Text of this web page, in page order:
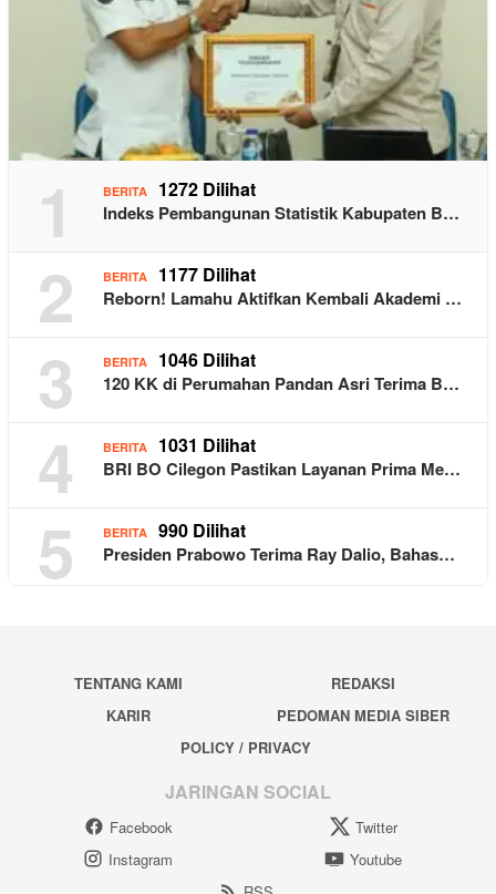
1 BERITA 1272 Dilihat
Indeks Pembangunan Statistik Kabupaten B…
2 BERITA 1177 Dilihat
Reborn! Lamahu Aktifkan Kembali Akademi …
3 BERITA 1046 Dilihat
120 KK di Perumahan Pandan Asri Terima B…
4 BERITA 1031 Dilihat
BRI BO Cilegon Pastikan Layanan Prima Me…
5 BERITA 990 Dilihat
Presiden Prabowo Terima Ray Dalio, Bahas…
TENTANG KAMI
REDAKSI
KARIR
PEDOMAN MEDIA SIBER
POLICY / PRIVACY
JARINGAN SOCIAL
Facebook
Twitter
Instagram
Youtube